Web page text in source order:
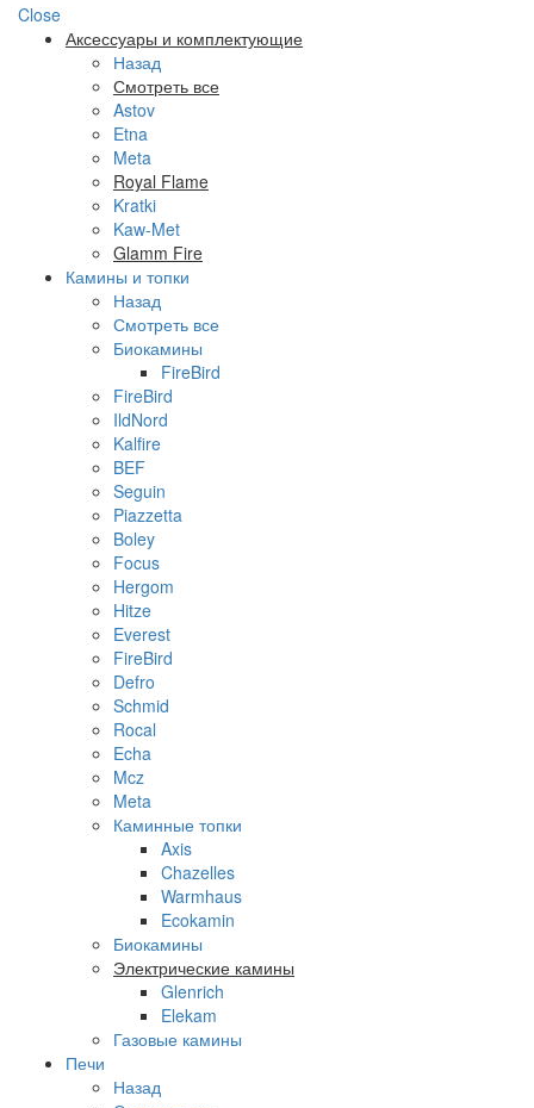
Close
Аксессуары и комплектующие
Назад
Смотреть все
Astov
Etna
Meta
Royal Flame
Kratki
Kaw-Met
Glamm Fire
Камины и топки
Назад
Смотреть все
Биокамины
FireBird
FireBird
IldNord
Kalfire
BEF
Seguin
Piazzetta
Boley
Focus
Hergom
Hitze
Everest
FireBird
Defro
Schmid
Rocal
Echa
Mcz
Meta
Каминные топки
Axis
Chazelles
Warmhaus
Ecokamin
Биокамины
Электрические камины
Glenrich
Elekam
Газовые камины
Печи
Назад